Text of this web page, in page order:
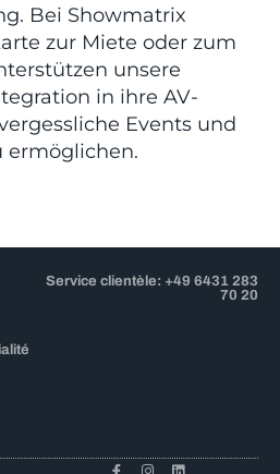
Bei Showmatrix
zur Miete oder zum
unsere
in ihre AV-
Events und
ermöglichen.
Service clientèle: +49 6431 283
70 20